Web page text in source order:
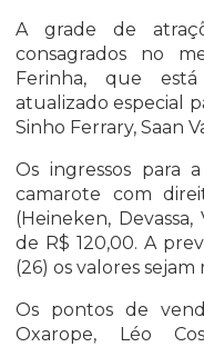
A grade de
consagrados no
Ferinha, que
atualizado especial
Sinho Ferrary, Saan
Os ingressos para
camarote com
(Heineken,
de R$ 120,00. A
(26) os valores sejam
Os pontos de
Oxarope, Léo